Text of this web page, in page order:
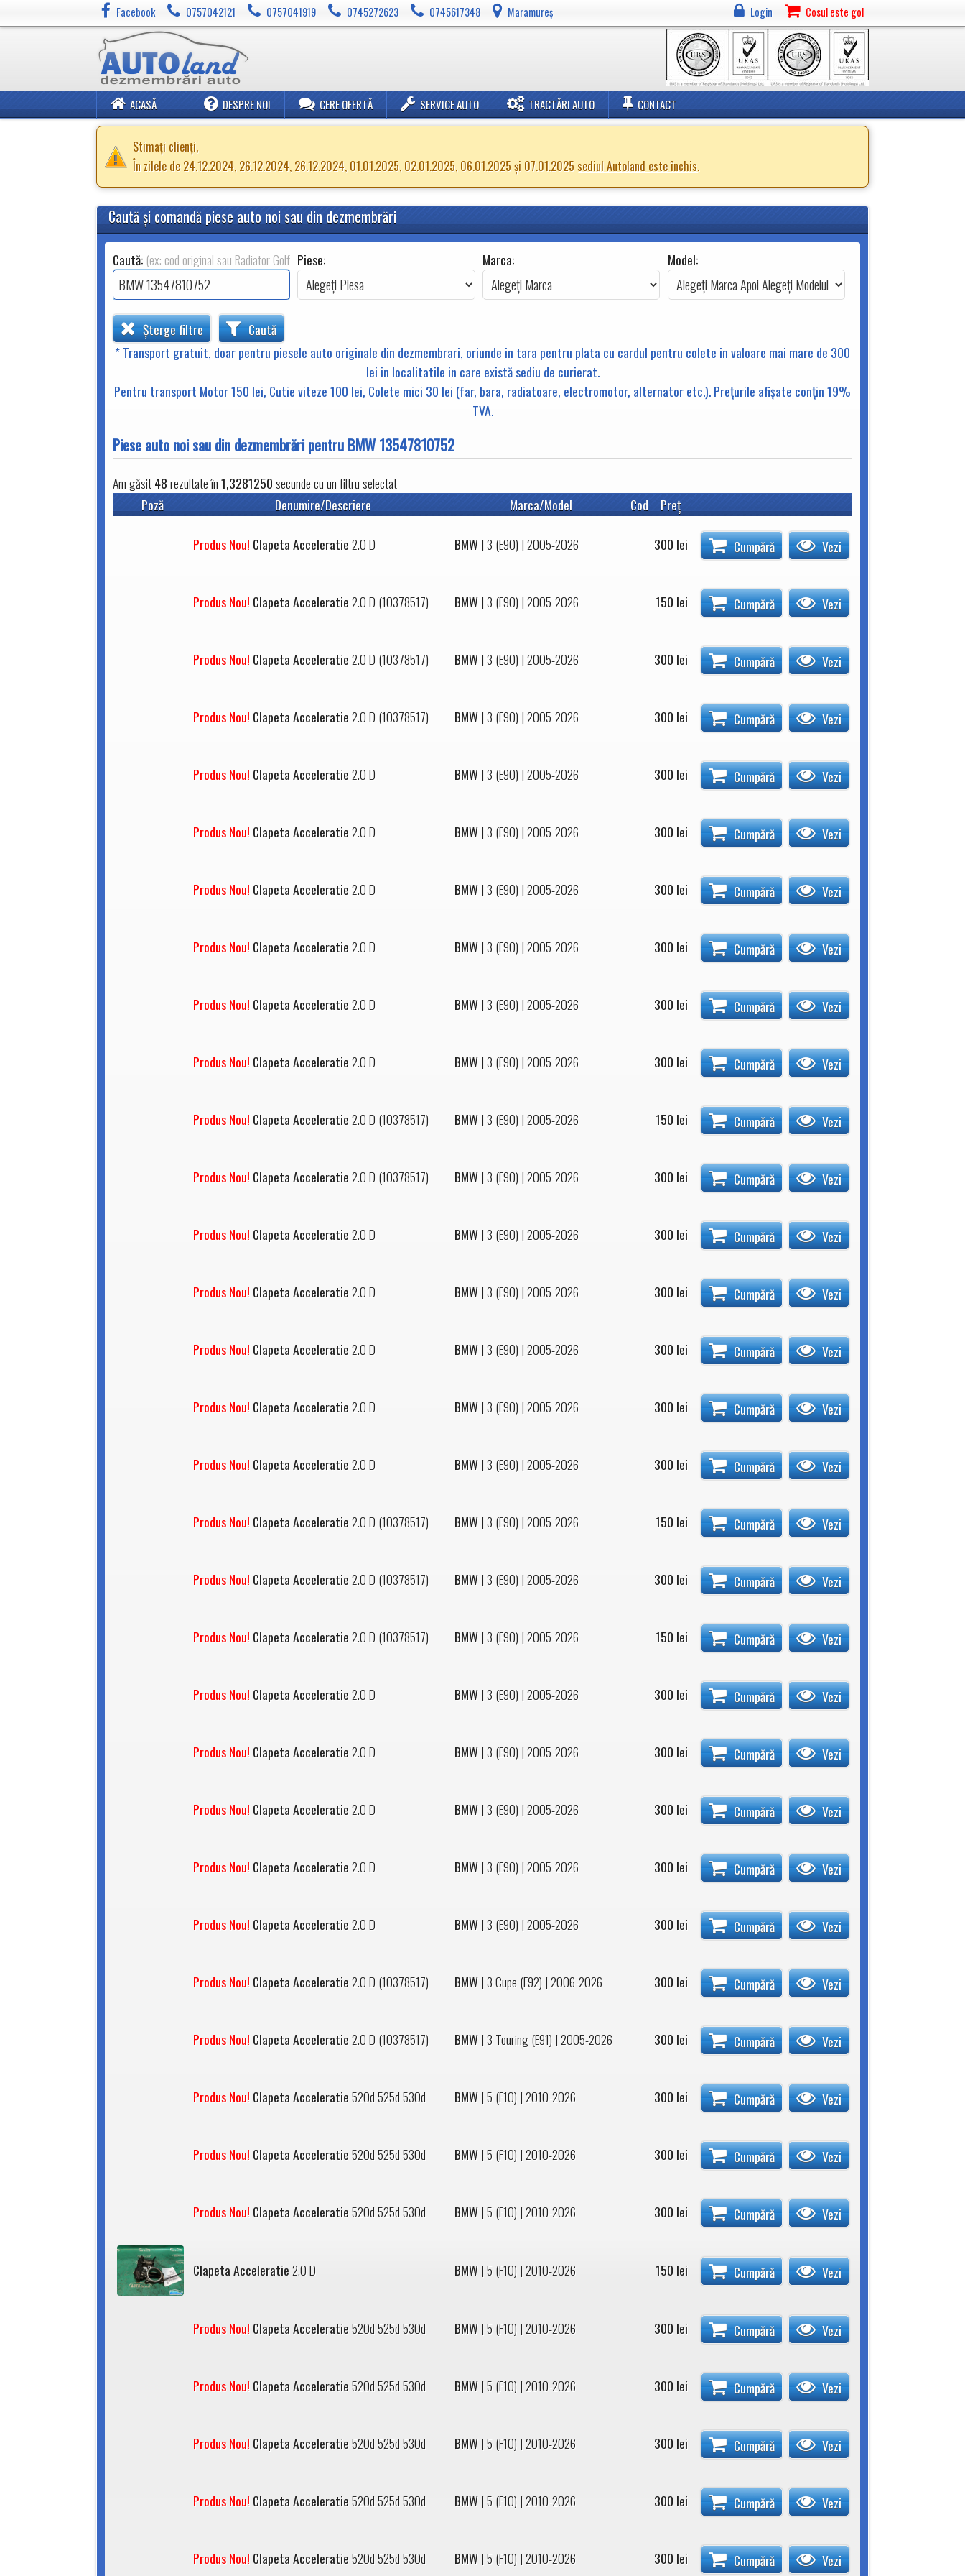
Facebook 0757042121 0757041919 0745272623 0745617348 Maramureș Login Cosul este gol
ACASĂ DESPRE NOI CERE OFERTĂ SERVICE AUTO TRACTĂRI AUTO CONTACT
Stimați clienți,
În zilele de 24.12.2024, 26.12.2024, 26.12.2024, 01.01.2025, 02.01.2025, 06.01.2025 și 07.01.2025 sediul Autoland este închis.
Caută şi comandă piese auto noi sau din dezmembrări
Caută: (ex: cod original sau Radiator Golf 2.0TDI)
Piese: Marca: Model:
Șterge filtre
Caută
* Transport gratuit, doar pentru piesele auto originale din dezmembrari, oriunde in tara pentru plata cu cardul pentru colete in valoare mai mare de 300
lei in localitatile in care există sediu de curierat.
Pentru transport Motor 150 lei, Cutie viteze 100 lei, Colete mici 30 lei (far, bara, radiatoare, electromotor, alternator etc.). Preţurile afişate conţin 19%
TVA.
Piese auto noi sau din dezmembrări pentru BMW 13547810752
Am găsit48rezultate în1,3281250secunde cu un filtru selectat
Poză
Denumire/Descriere Marca/Model Cod Preţ
Produs Nou! Clapeta Acceleratie2.0 D BMW|3 (E90) | 2005-2026 300 lei Cumpără Vezi
Produs Nou! Clapeta Acceleratie2.0 D (10378517) BMW|3 (E90) | 2005-2026 150 lei Cumpără Vezi
Produs Nou! Clapeta Acceleratie2.0 D (10378517) BMW|3 (E90) | 2005-2026 300 lei Cumpără Vezi
Produs Nou! Clapeta Acceleratie2.0 D (10378517) BMW|3 (E90) | 2005-2026 300 lei Cumpără Vezi
Produs Nou! Clapeta Acceleratie2.0 D BMW|3 (E90) | 2005-2026 300 lei Cumpără Vezi
Produs Nou! Clapeta Acceleratie2.0 D BMW|3 (E90) | 2005-2026 300 lei Cumpără Vezi
Produs Nou! Clapeta Acceleratie2.0 D BMW|3 (E90) | 2005-2026 300 lei Cumpără Vezi
Produs Nou! Clapeta Acceleratie2.0 D BMW|3 (E90) | 2005-2026 300 lei Cumpără Vezi
Produs Nou! Clapeta Acceleratie2.0 D BMW|3 (E90) | 2005-2026 300 lei Cumpără Vezi
Produs Nou! Clapeta Acceleratie2.0 D BMW|3 (E90) | 2005-2026 300 lei Cumpără Vezi
Produs Nou! Clapeta Acceleratie2.0 D (10378517) BMW|3 (E90) | 2005-2026 150 lei Cumpără Vezi
Produs Nou! Clapeta Acceleratie2.0 D (10378517) BMW|3 (E90) | 2005-2026 300 lei Cumpără Vezi
Produs Nou! Clapeta Acceleratie2.0 D BMW|3 (E90) | 2005-2026 300 lei Cumpără Vezi
Produs Nou! Clapeta Acceleratie2.0 D BMW|3 (E90) | 2005-2026 300 lei Cumpără Vezi
Produs Nou! Clapeta Acceleratie2.0 D BMW|3 (E90) | 2005-2026 300 lei Cumpără Vezi
Produs Nou! Clapeta Acceleratie2.0 D BMW|3 (E90) | 2005-2026 300 lei Cumpără Vezi
Produs Nou! Clapeta Acceleratie2.0 D BMW|3 (E90) | 2005-2026 300 lei Cumpără Vezi
Produs Nou! Clapeta Acceleratie2.0 D (10378517) BMW|3 (E90) | 2005-2026 150 lei Cumpără Vezi
Produs Nou! Clapeta Acceleratie2.0 D (10378517) BMW|3 (E90) | 2005-2026 300 lei Cumpără Vezi
Produs Nou! Clapeta Acceleratie2.0 D (10378517) BMW|3 (E90) | 2005-2026 150 lei Cumpără Vezi
Produs Nou! Clapeta Acceleratie2.0 D BMW|3 (E90) | 2005-2026 300 lei Cumpără Vezi
Produs Nou! Clapeta Acceleratie2.0 D BMW|3 (E90) | 2005-2026 300 lei Cumpără Vezi
Produs Nou! Clapeta Acceleratie2.0 D BMW|3 (E90) | 2005-2026 300 lei Cumpără Vezi
Produs Nou! Clapeta Acceleratie2.0 D BMW|3 (E90) | 2005-2026 300 lei Cumpără Vezi
Produs Nou! Clapeta Acceleratie2.0 D BMW|3 (E90) | 2005-2026 300 lei Cumpără Vezi
Produs Nou! Clapeta Acceleratie2.0 D (10378517) BMW|3 Cupe (E92) | 2006-2026 300 lei Cumpără Vezi
Produs Nou! Clapeta Acceleratie2.0 D (10378517) BMW|3 Touring (E91) | 2005-2026 300 lei Cumpără Vezi
Produs Nou! Clapeta Acceleratie520d 525d 530d BMW|5 (F10) | 2010-2026 300 lei Cumpără Vezi
Produs Nou! Clapeta Acceleratie520d 525d 530d BMW|5 (F10) | 2010-2026 300 lei Cumpără Vezi
Produs Nou! Clapeta Acceleratie520d 525d 530d BMW|5 (F10) | 2010-2026 300 lei Cumpără Vezi
Clapeta Acceleratie2.0 D BMW|5 (F10) | 2010-2026 150 lei Cumpără Vezi
Produs Nou! Clapeta Acceleratie520d 525d 530d BMW|5 (F10) | 2010-2026 300 lei Cumpără Vezi
Produs Nou! Clapeta Acceleratie520d 525d 530d BMW|5 (F10) | 2010-2026 300 lei Cumpără Vezi
Produs Nou! Clapeta Acceleratie520d 525d 530d BMW|5 (F10) | 2010-2026 300 lei Cumpără Vezi
Produs Nou! Clapeta Acceleratie520d 525d 530d BMW|5 (F10) | 2010-2026 300 lei Cumpără Vezi
Produs Nou! Clapeta Acceleratie520d 525d 530d BMW|5 (F10) | 2010-2026 300 lei Cumpără Vezi